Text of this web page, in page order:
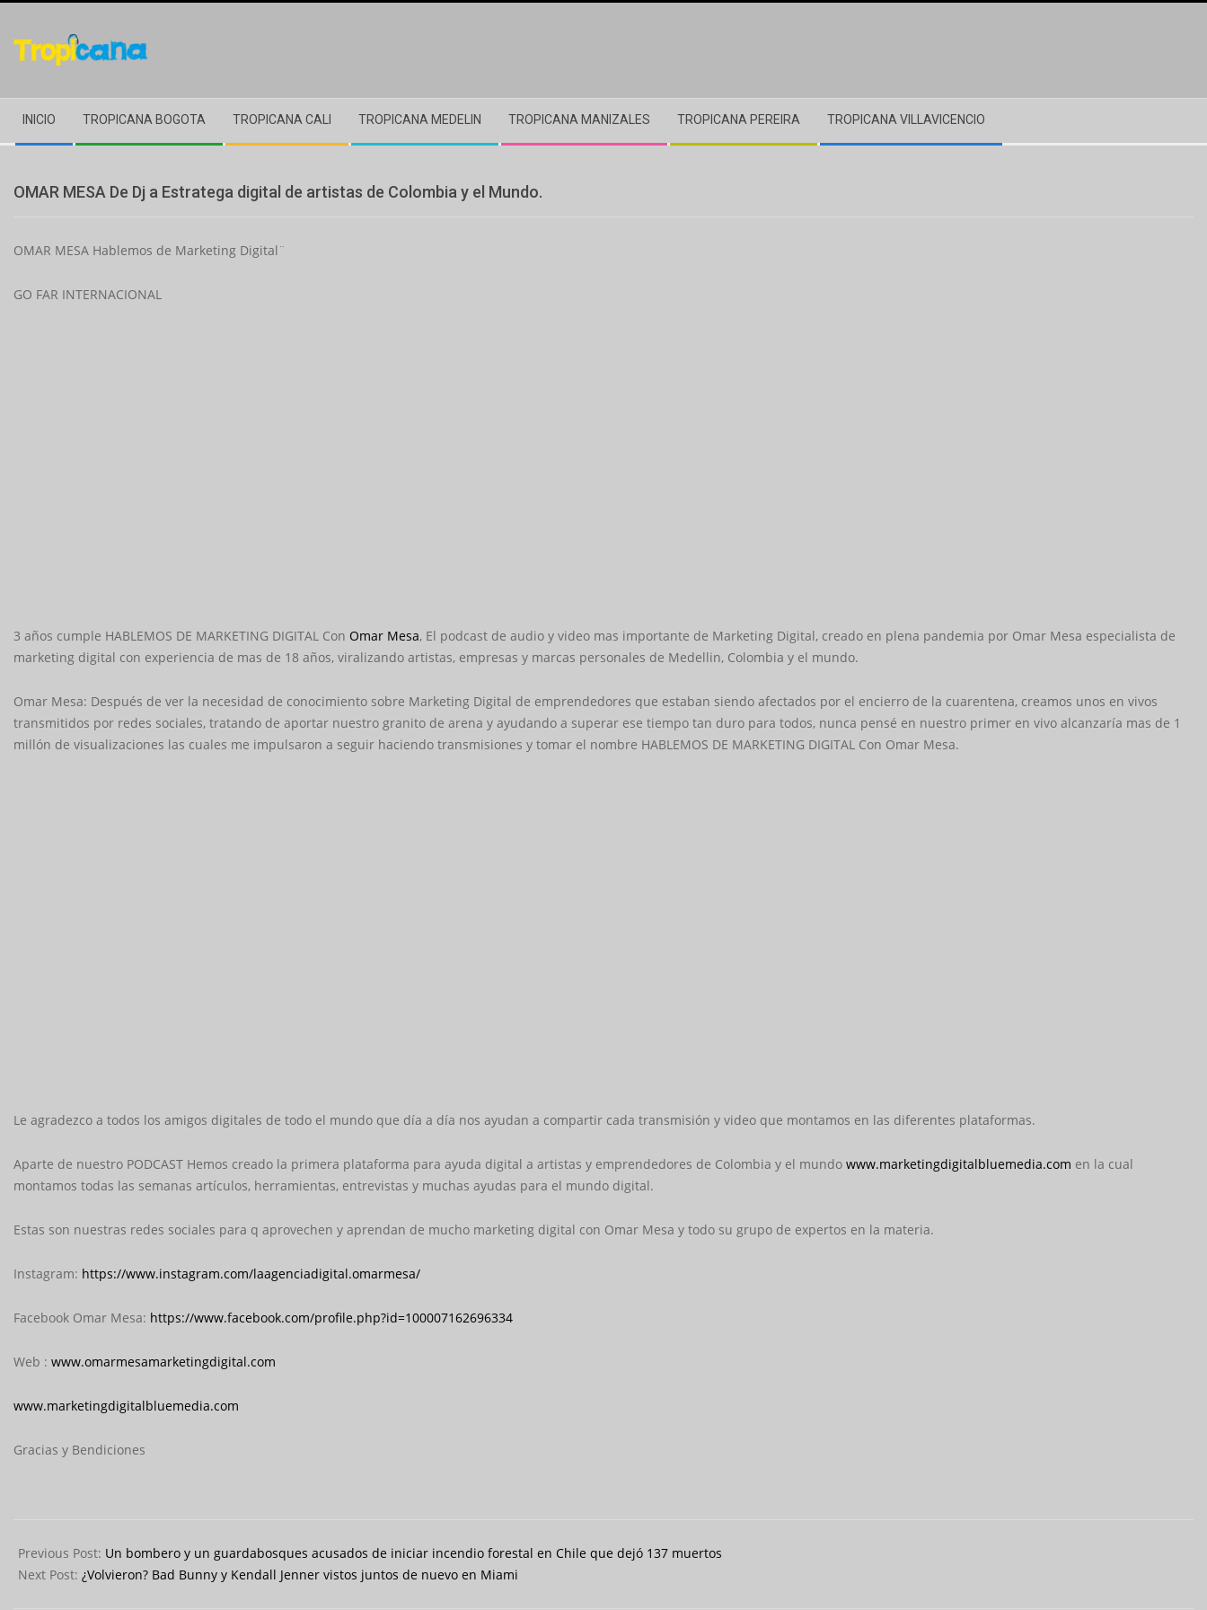
content
Navigation
Menu
INICIO TROPICANA BOGOTA TROPICANA CALI TROPICANA MEDELIN TROPICANA MANIZALES TROPICANA PEREIRA TROPICANA VILLAVICENCIO
OMAR MESA De Dj a Estratega digital de artistas de Colombia y el Mundo.
OMAR MESA Hablemos de Marketing Digital¨
GO FAR INTERNACIONAL
3 años cumple HABLEMOS DE MARKETING DIGITAL Con Omar Mesa, El podcast de audio y video mas importante de Marketing Digital, creado en plena pandemia por Omar Mesa especialista de
marketing digital con experiencia de mas de 18 años, viralizando artistas, empresas y marcas personales de Medellin, Colombia y el mundo.
Omar Mesa: Después de ver la necesidad de conocimiento sobre Marketing Digital de emprendedores que estaban siendo afectados por el encierro de la cuarentena, creamos unos en vivos
transmitidos por redes sociales, tratando de aportar nuestro granito de arena y ayudando a superar ese tiempo tan duro para todos, nunca pensé en nuestro primer en vivo alcanzaría mas de 1
millón de visualizaciones las cuales me impulsaron a seguir haciendo transmisiones y tomar el nombre HABLEMOS DE MARKETING DIGITAL Con Omar Mesa.
Le agradezco a todos los amigos digitales de todo el mundo que día a día nos ayudan a compartir cada transmisión y video que montamos en las diferentes plataformas.
Aparte de nuestro PODCAST Hemos creado la primera plataforma para ayuda digital a artistas y emprendedores de Colombia y el mundo www.marketingdigitalbluemedia.com en la cual
montamos todas las semanas artículos, herramientas, entrevistas y muchas ayudas para el mundo digital.
Estas son nuestras redes sociales para q aprovechen y aprendan de mucho marketing digital con Omar Mesa y todo su grupo de expertos en la materia.
Instagram: https://www.instagram.com/laagenciadigital.omarmesa/
Facebook Omar Mesa: https://www.facebook.com/profile.php?id=100007162696334
Web : www.omarmesamarketingdigital.com
www.marketingdigitalbluemedia.com
Gracias y Bendiciones
05-
28
Previous Post: Un bombero y un guardabosques acusados de iniciar incendio forestal en Chile que dejó 137 muertos
Next Post: ¿Volvieron? Bad Bunny y Kendall Jenner vistos juntos de nuevo en Miami